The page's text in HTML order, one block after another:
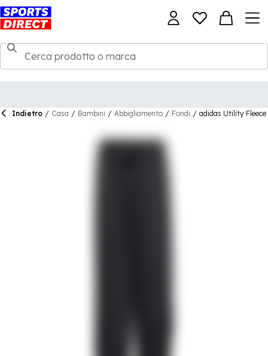
Indietro / Casa / Bambini / Abbigliamento / Fondi / adidas Utility